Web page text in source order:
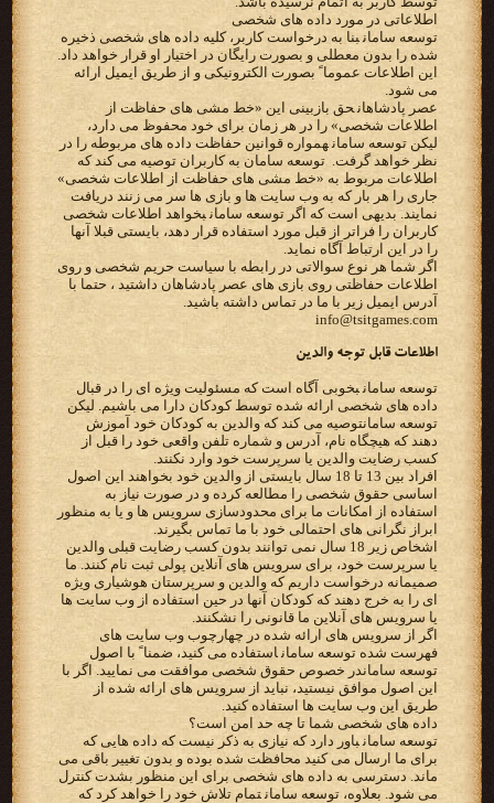
‫اطلاعاتی در مورد داده های شخصی‬
‫‪ توسعه سامان‬بنا به درخواست کاربر، کلیه داده های شخصی ذخیره
شده را بدون معطلی و بصورت رایگان در‬ ‫اختیار او قرار خواهد داد.
این اطلاعات عموما ً بصورت الکترونیکی و از طریق ایمیل ارائه
می شود.‬
‫‪ عصر پادشاهان‬حق بازبینی این «خط مشی های حفاظت از
اطلاعات شخصی» را در هر زمان برای خود محفوظ می دارد،
لیکن‬ ‫‪ توسعه سامان‬همواره قوانین حفاظت داده های مربوطه را در
نظر خواهد گرفت. ‪ توسعه سامان ‬به کاربران توصیه می‬ ‫کند که
اطلاعات مربوط به «خط مشی های حفاظت از اطلاعات شخصی»
جاری را هر بار که به وب سایت ها و بازی ها سر‬ ‫می زنند دریافت
نمایند. بدیهی است که اگر ‪ توسعه سامان‬بخواهد اطلاعات شخصی
کاربران را فراتر از قبل مورد استفاده قرار‬ ‫دهد، بایستی قبلا آنها
را در این ارتباط آگاه نماید.‬
اگر شما هر نوع سوالاتی در رابطه با سیاست حریم شخصی و روی
اطلاعات حفاظتی روی بازی های عصر پادشاهان داشتید ، حتما با
آدرس ایمیل زیر با ما در تماس داشته باشید.
info@tsitgames.com
‫اطلاعات قابل توجه والدین‬
‫‪ توسعه سامان‬بخوبی آگاه است که مسئولیت ویژه ای را در قبال
توسعه سامان‬توصیه می کند که والدین به کودکان خود آموزش
دهند که هیچگاه نام، آدرس و شماره تلفن واقعی خود را قبل از
کسب‬ ‫رضایت والدین یا سرپرست خود وارد نکنند.‬
‫افراد بین 13 تا 18 سال بایستی از والدین خود بخواهند این اصول
‫استفاده از امکانات ما برای محدودسازی سرویس ها و یا به منظور
ابراز نگرانی های احتمالی خود با ما تماس بگیرند.‬
‫اشخاص زیر 18 سال نمی توانند بدون کسب رضایت قبلی والدین
یا سرپرست خود، برای سرویس های آنلاین پولی ثبت نام کنند.‬ ‫ما
صمیمانه درخواست داریم که والدین و سرپرستان هوشیاری ویژه
ای را به خرج دهند که کودکان آنها در حین استفاده از وب‬ ‫سایت ها
یا سرویس های آنلاین ما قانونی را نشکنند.‬
‫اگر از سرویس های ارائه شده در چهارچوب وب سایت های
توسعه سامان‬در خصوص حقوق شخصی موافقت می نمایید. اگر با
‫طریق این وب سایت ها استفاده کنید.‬
‫داده های شخصی شما تا چه حد امن است؟‬
‫‪ توسعه سامان‬باور دارد که نیازی به ذکر نیست که داده هایی که
برای ما ارسال می کنید محافظت شده بوده و بدون تغییر باقی‬ ‫می
ماند. دسترسی به داده های شخصی برای این منظور بشدت کنترل
می شود. بعلاوه، ‪ توسعه سامان‬تمام تلاش خود را خواهد‬ ‫کرد که